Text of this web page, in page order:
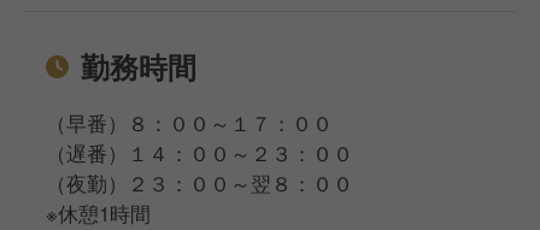
勤務時間
（早番）８：００～１７：００
（遅番）１４：００～２３：００
（夜勤）２３：００～翌８：００
※休憩1時間